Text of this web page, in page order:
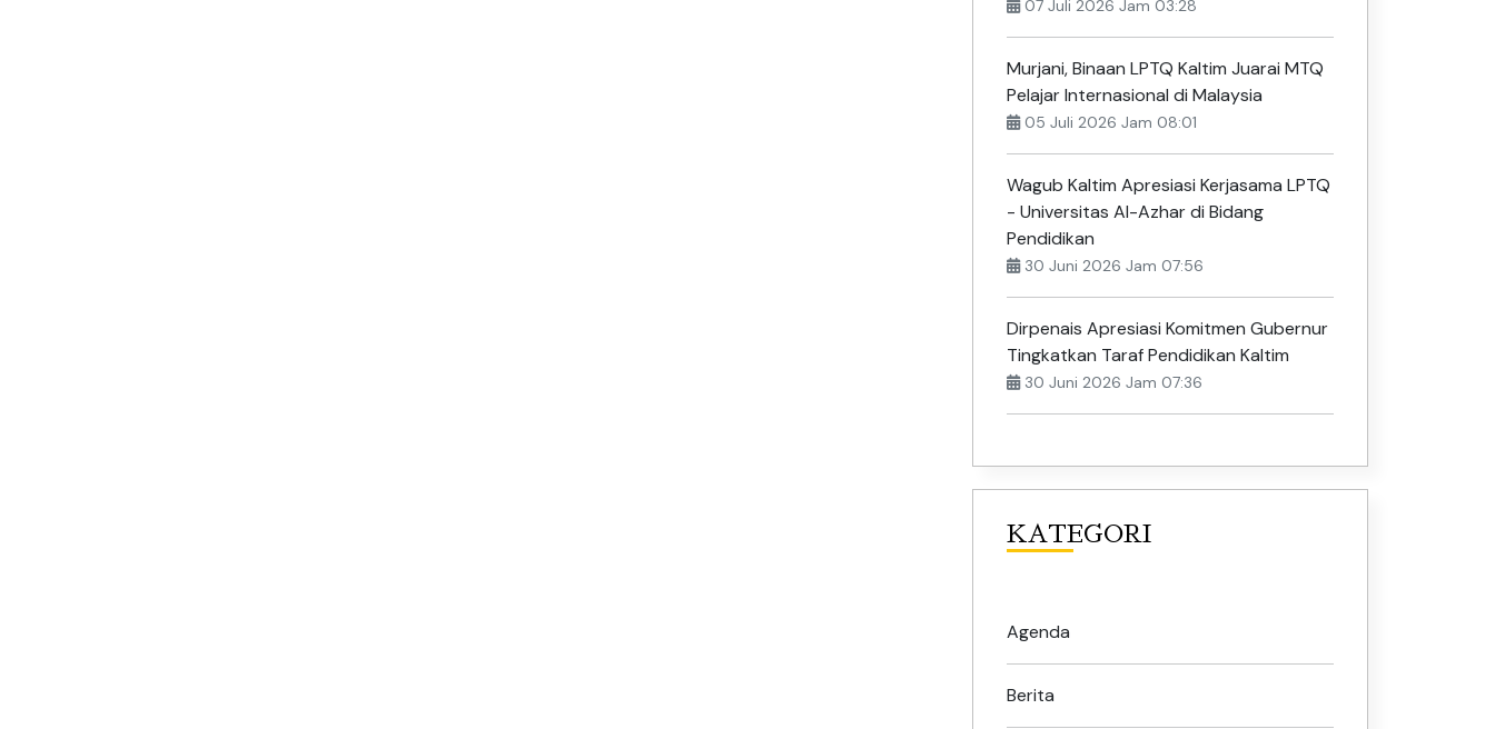
07 Juli 2026 Jam 03:28
Murjani, Binaan LPTQ Kaltim Juarai MTQ
Pelajar Internasional di Malaysia
05 Juli 2026 Jam 08:01
Wagub Kaltim Apresiasi Kerjasama LPTQ
- Universitas Al-Azhar di Bidang
Pendidikan
30 Juni 2026 Jam 07:56
Dirpenais Apresiasi Komitmen Gubernur
Tingkatkan Taraf Pendidikan Kaltim
30 Juni 2026 Jam 07:36
KATEGORI
Agenda
Berita